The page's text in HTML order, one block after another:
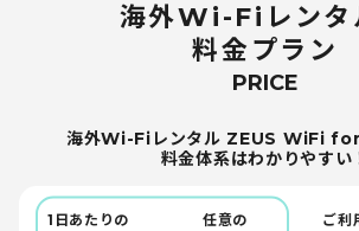
海外Wi-Fiレンタ
料金プラン
PRICE
海外Wi-Fiレンタル ZEUS WiFi
料金体系はわかりやすい
1日あたりの
任意の
ご利